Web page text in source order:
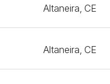
Altaneira, CE
Altaneira, CE